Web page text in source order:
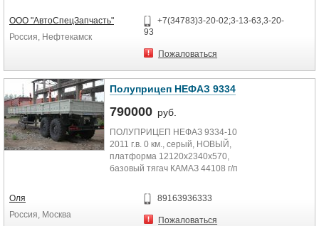
НЕФАЗ,...
ООО "АвтоСпецЗапчасть"
Россия, Нефтекамск
+7(34783)3-20-02;3-13-63,3-20-
93
Пожаловаться
Полуприцеп НЕФАЗ 9334
790000 руб.
ПОЛУПРИЦЕП НЕФАЗ 9334-10
2011 г.в. 0 км., серый, НОВЫЙ,
платформа 12120х2340х570,
базовый тягач КАМАЗ 44108 г/п
Оля
Россия, Москва
89163936333
Пожаловаться